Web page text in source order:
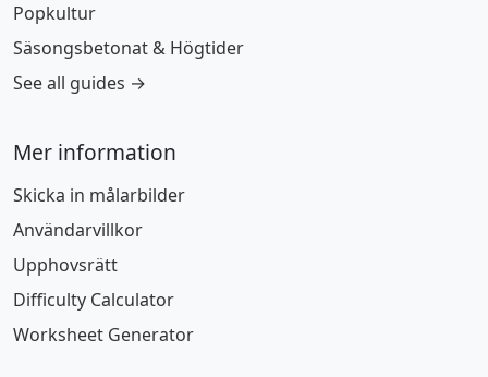
Popkultur
Säsongsbetonat & Högtider
See all guides →
Mer information
Skicka in målarbilder
Användarvillkor
Upphovsrätt
Difficulty Calculator
Worksheet Generator